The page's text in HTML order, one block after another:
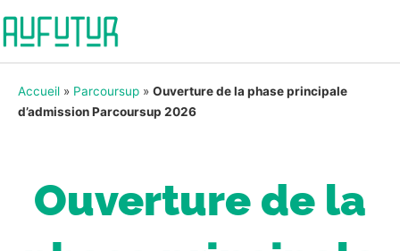
Accueil » Parcoursup » Ouverture de la phase principale
d’admission Parcoursup 2026
Ouverture de la